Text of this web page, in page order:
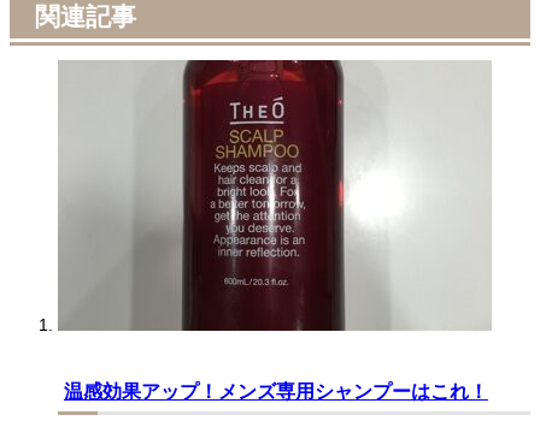
関連記事
温感効果アップ！メンズ専用シャンプーはこれ！